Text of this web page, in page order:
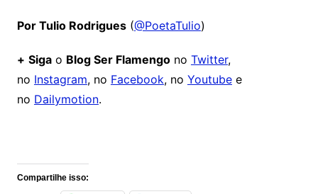
Por Tulio Rodrigues(@PoetaTulio)
+ Sigao Blog Ser Flamengono Twitter,
no Instagram, no Facebook, no Youtubee
no Dailymotion.
Compartilhe isso: